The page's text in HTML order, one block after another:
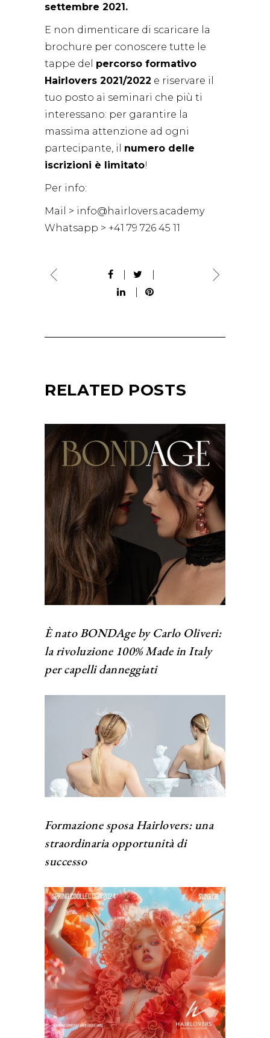
settembre 2021.
E non dimenticare di scaricare la
brochure per conoscere tutte le
tappe del percorso formativo
Hairlovers 2021/2022 e riservare il
tuo posto ai seminari che più ti
interessano: per garantire la
massima attenzione ad ogni
partecipante, il numero delle
iscrizioni è limitato!
Per info:
Mail > info@hairlovers.academy
Whatsapp > +41 79 726 45 11
RELATED POSTS
È nato BONDAge by Carlo Oliveri:
la rivoluzione 100% Made in Italy
per capelli danneggiati
Formazione sposa Hairlovers: una
straordinaria opportunità di
successo